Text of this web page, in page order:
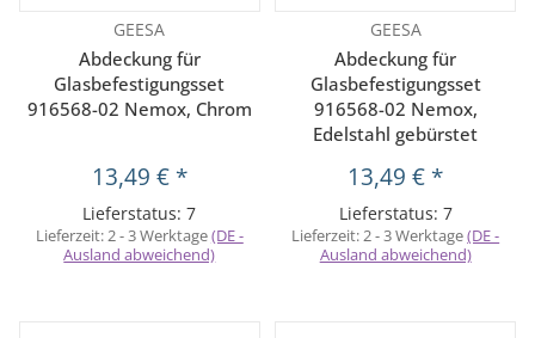
GEESA
Abdeckung für
Glasbefestigungsset
916568-02 Nemox, Chrom
13,49 € *
Lieferstatus: 7
Lieferzeit:2 - 3 Werktage(DE -
Ausland abweichend)
GEESA
Abdeckung für
Glasbefestigungsset
916568-02 Nemox,
Edelstahl gebürstet
13,49 € *
Lieferstatus: 7
Lieferzeit:2 - 3 Werktage(DE -
Ausland abweichend)